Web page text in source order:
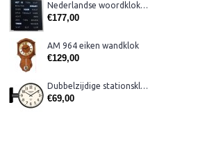
Nederlandse woordklok zwart AMS 1265
€177,00
AM 964 eiken wandklok
€129,00
Dubbelzijdige stationsklok metaal 1879
€69,00